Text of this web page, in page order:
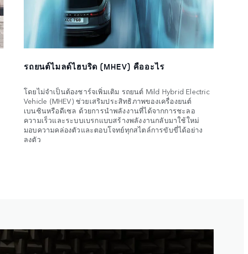
รถยนต์ไมลด์ไฮบริด (MHEV) คืออะไร
โดยไม่จำเป็นต้องชาร์จเพิ่มเติม รถยนต์ Mild Hybrid Electric
Vehicle (MHEV) ช่วยเสริมประสิทธิภาพของเครื่องยนต์
เบนซินหรือดีเซล ด้วยการนำพลังงานที่ได้จากการชะลอ
ความเร็วและระบบเบรกแบบสร้างพลังงานกลับมาใช้ใหม่
มอบความคล่องตัวและตอบโจทย์ทุกสไตล์การขับขี่ได้อย่าง
ลงตัว